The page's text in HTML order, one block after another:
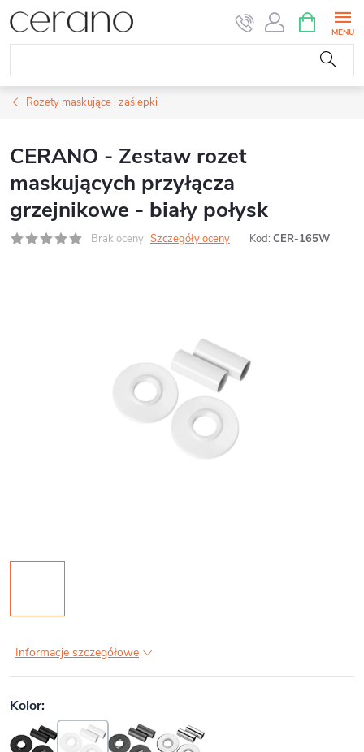
Przejść
do
treści
KOSZYK
Rozety maskujące i zaślepki
CERANO - Zestaw rozet
maskujących przyłącza
grzejnikowe - biały połysk
Brak oceny Szczegóły oceny Kod: CER-165W
Informacje szczegółowe